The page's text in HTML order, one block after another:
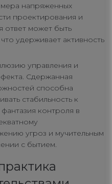
мера напряженных
проектирования и
ответ может быть
удерживает активность
управления и
Сдержанная
способна
стабильность к
контроля в
угроз и мучительным
с бытием.